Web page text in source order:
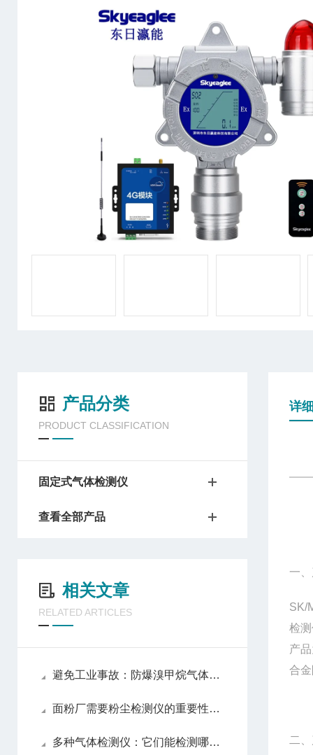
产品分类
PRODUCT CLASSIFICATION
固定式气体检测仪
查看全部产品
相关文章
RELATED ARTICLES
避免工业事故：防爆溴甲烷气体检测仪在安全生产中的作用
面粉厂需要粉尘检测仪的重要性和其具体应用工况特点
多种气体检测仪：它们能检测哪些气体？东日瀛能科技带你进一步了解
详
一
SK/
检
产
合
二